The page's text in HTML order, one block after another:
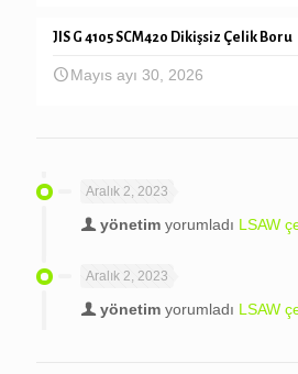
JIS G 4105 SCM420 Dikişsiz Çelik Boru
Mayıs ayı 30, 2026
Aralık 2, 2023
yönetim yorumladı LSAW
Aralık 2, 2023
yönetim yorumladı LSAW